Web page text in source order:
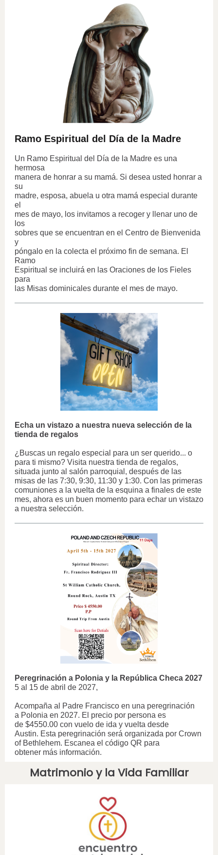
Ramo Espiritual del Día de la Madre
Un Ramo Espiritual del Día de la Madre es una
hermosa
manera de honrar a su mamá. Si desea usted honrar a
su
madre, esposa, abuela u otra mamá especial durante
el
mes de mayo, los invitamos a recoger y llenar uno de
los
sobres que se encuentran en el Centro de Bienvenida
y
póngalo en la colecta el próximo fin de semana. El
Ramo
Espiritual se incluirá en las Oraciones de los Fieles
para
las Misas dominicales durante el mes de mayo.
Echa un vistazo a nuestra nueva selección de la
tienda de regalos
¿Buscas un regalo especial para un ser querido... o
para ti mismo? Visita nuestra tienda de regalos,
situada junto al salón parroquial, después de las
misas de las 7:30, 9:30, 11:30 y 1:30. Con las primeras
comuniones a la vuelta de la esquina a finales de este
mes, ahora es un buen momento para echar un vistazo
a nuestra selección.
Peregrinación a Polonia y la República Checa 2027
5 al 15 de abril de 2027,
Acompaña al Padre Francisco en una peregrinación
a Polonia en 2027. El precio por persona es
de $4550.00 con vuelo de ida y vuelta desde
Austin. Esta peregrinación será organizada por Crown
of Bethlehem. Escanea el código QR para
obtener más información.
Matrimonio y la Vida Familiar